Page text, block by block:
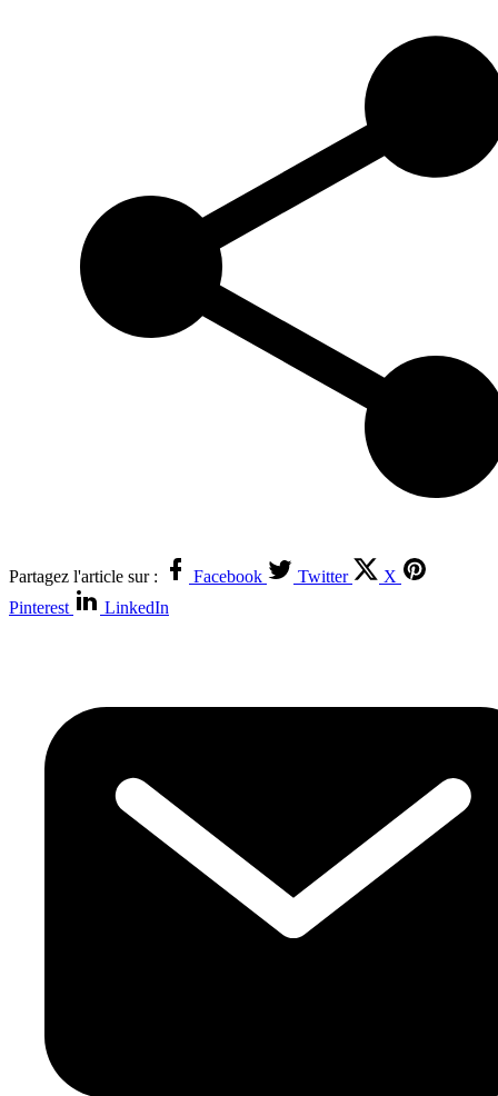
Partagez l'article sur : Facebook Twitter
X
Pinterest
LinkedIn